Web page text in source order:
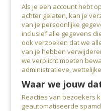
Als je een account hebt
achter gelaten, kan je
van je persoonlijke
inclusief alle gegevens
ook verzoeken dat we
van je hebben
we verplicht moeten
administratieve,
Waar we jouw
Reacties van bezoekers
geautomatiseerde